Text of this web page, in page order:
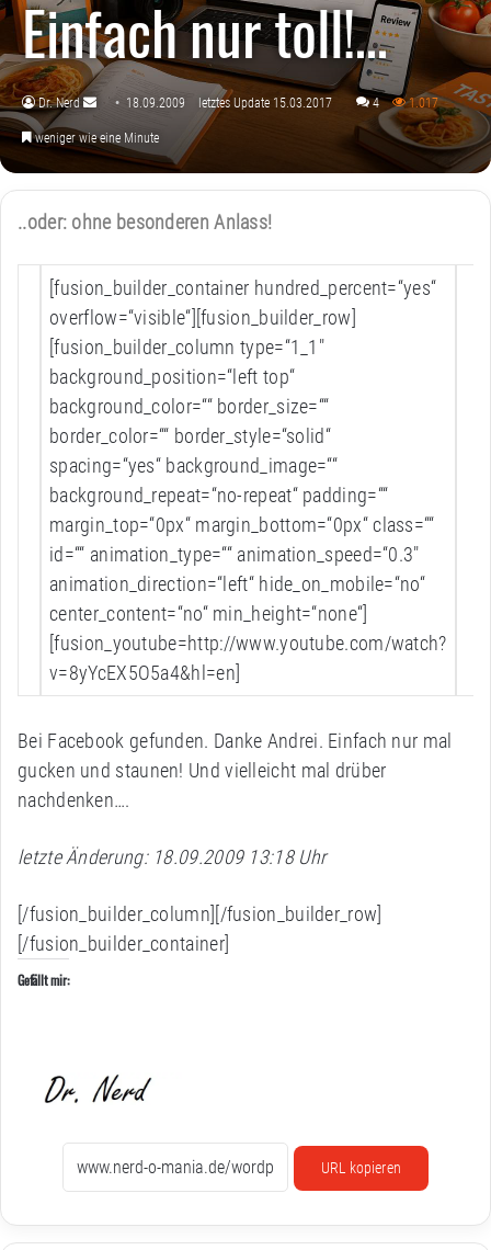
Einfach nur toll!…
Dr. Nerd
Sende
Mail
18.09.2009 letztes Update 15.03.2017 4 1.017
weniger wie eine Minute
..oder: ohne besonderen Anlass!
[fusion_builder_container hundred_percent=“yes“
overflow=“visible“][fusion_builder_row]
[fusion_builder_column type=“1_1″
background_position=“left top“
background_color=““ border_size=““
border_color=““ border_style=“solid“
spacing=“yes“ background_image=““
background_repeat=“no-repeat“ padding=““
margin_top=“0px“ margin_bottom=“0px“ class=““
id=““ animation_type=““ animation_speed=“0.3″
animation_direction=“left“ hide_on_mobile=“no“
center_content=“no“ min_height=“none“]
[fusion_youtube=http://www.youtube.com/watch?
v=8yYcEX5O5a4&hl=en]
Bei Facebook gefunden. Danke Andrei. Einfach nur mal
gucken und staunen! Und vielleicht mal drüber
nachdenken….
letzte Änderung: 18.09.2009 13:18 Uhr
[/fusion_builder_column][/fusion_builder_row]
[/fusion_builder_container]
Gefällt mir:
URL kopieren